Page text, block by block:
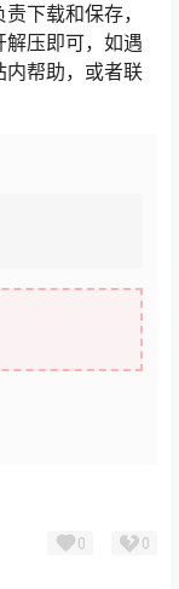
下载和保存，
压即可，如遇
内帮助，或者联
0 0